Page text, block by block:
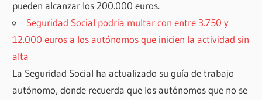
pueden alcanzar los 200.000 euros.
Seguridad Social podría multar con entre 3.750 y
12.000 euros a los autónomos que inicien la actividad sin
alta
La Seguridad Social ha actualizado su guía de trabajo
autónomo, donde recuerda que los autónomos que no se